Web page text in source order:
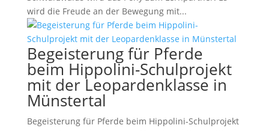
wird die Freude an der Bewegung mit...
Begeisterung für Pferde
beim Hippolini-Schulprojekt
mit der Leopardenklasse in
Münstertal
Begeisterung für Pferde beim Hippolini-Schulprojekt